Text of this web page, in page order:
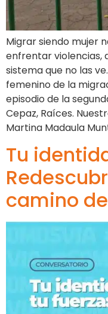
Migrar siendo mujer
enfrentar violencias,
sistema que no las
femenino de la
episodio de la
Cepaz, Raíces.
Martina Madaula
Tu
camino